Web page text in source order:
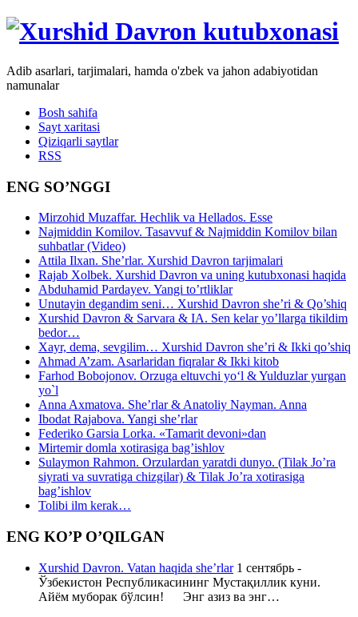
Adib asarlari, tarjimalari, hamda o'zbek va jahon adabiyotidan
namunalar
Bosh sahifa
Sayt xaritasi
Qiziqarli saytlar
RSS
ENG SO’NGGI
Mirzohid Muzaffar. Hechlik va Hellados. Esse
Najmiddin Komilov. Tasavvuf & Najmiddin Komilov bilan
suhbatlar (Video)
Attila Ilxan. She’rlar. Xurshid Davron tarjimalari
Rajab Xolbek. Xurshid Davron va uning kutubxonasi haqida
Abduhamid Pardayev. Yangi to’rtliklar
Unutayin degandim seni… Xurshid Davron she’ri & Qo’shiq
Xurshid Davron & Sarvara & IA. Sen kelar yo’llarga tikildim
bedor…
Xayr, dema, sevgilim… Xurshid Davron she’ri & Ikki qo’shiq
Ahmad A’zam. Asarlaridan fiqralar & Ikki kitob
Farhod Bobojonov. Orzuga eltuvchi yo‘l & Yulduzlar yurgan
yo`l
Anna Axmatova. She’rlar & Anatoliy Nayman. Anna
Ibodat Rajabova. Yangi she’rlar
Federiko Garsia Lorka. «Tamarit devoni»dan
Mirtemir domla xotirasiga bag’ishlov
Sulaymon Rahmon. Orzulardan yaratdi dunyo. (Tilak Jo’ra
siyrati va suvratiga chizgilar) & Tilak Jo’ra xotirasiga
bag’ishlov
Tolibi ilm kerak…
ENG KO’P O’QILGAN
Xurshid Davron. Vatan haqida she’rlar1 сентябрь -
Ўзбекистон Республикасининг Мустақиллик куни.
Айём муборак бўлсин! Энг азиз ва энг…